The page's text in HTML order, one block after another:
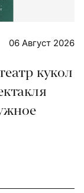
06 Август 2026
кукол